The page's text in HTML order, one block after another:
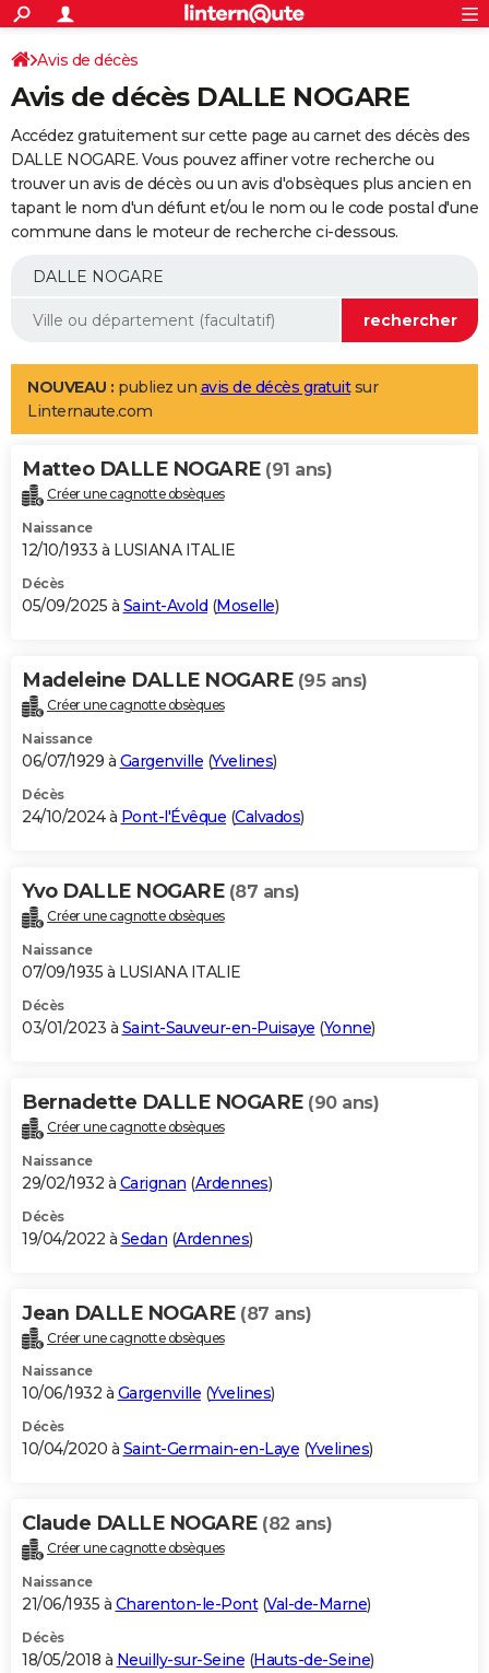
ACTUALITÉS
Politique
Société
Faits Divers
Education
Monde
Villes
+
SPORT
Coupe du monde 2026
Football
Tennis
Cyclisme
Rugby
Forum
Programme TV
TNT
Streaming
Cinéma
Sorties cinéma
Musique
+
FINANCE
Retraite
Epargne
Immobilier
Risques naturels par ville
Assurance
AUTO
Essais
Réserver un essai
Citadines
Berlines
SUV
Forum auto
+
Mobiles
Meilleur smartphone
Internet
Ordinateurs
Jeux vidéo
Guide high-tech
Aménagement intérieur
LIFESTYLE
Art de vivre
Bien-être
Loisirs
Mode
Modes de vie
Alimentation
Guide de la santé
Maladies
Médicaments
Sommeil
VOYAGE
Destinations
City break
Voyage nature
Voyage de noces
Forum
Climat
+PHOTO
GUIDES D'ACHAT
BONS PLANS
Carte de Noël
Carte Bonne année
Carte Saint-Valentin
Carte Pâques
Carte d'anniversaire
DICTIONNAIRE
Dictionnaire
Biographies
Citations
Expressions
Proverbes
PROGRAMME TV
S'inscrire
Se connecter
Lycées
Collèges
Primaires
Universités
Entreprises
Service militaire
Avis de recherche
AVIS DE DÉCÈS
Bricolage
Lifestyle
Culture
Sport
Auto
Television
Voyage
Cinema
Avis de décès
Avis de décès DALLE NOGARE
Accédez gratuitement sur cette page au carnet des décès des
DALLE NOGARE. Vous pouvez affiner votre recherche ou
trouver un avis de décès ou un avis d'obsèques plus ancien en
tapant le nom d'un défunt et/ou le nom ou le code postal d'une
commune dans le moteur de recherche ci-dessous.
NOUVEAU : publiez un avis de décès gratuitsur
Linternaute.com
Matteo DALLE NOGARE (91 ans)
Créer une cagnotte obsèques
Naissance
12/10/1933 à LUSIANA ITALIE
Décès
05/09/2025 à Saint-Avold (Moselle)
Madeleine DALLE NOGARE (95 ans)
Créer une cagnotte obsèques
Naissance
06/07/1929 à Gargenville (Yvelines)
Décès
24/10/2024 à Pont-l'Évêque (Calvados)
Yvo DALLE NOGARE (87 ans)
Créer une cagnotte obsèques
Naissance
07/09/1935 à LUSIANA ITALIE
Décès
03/01/2023 à Saint-Sauveur-en-Puisaye (Yonne)
Bernadette DALLE NOGARE (90 ans)
Créer une cagnotte obsèques
Naissance
29/02/1932 à Carignan (Ardennes)
Décès
19/04/2022 à Sedan (Ardennes)
Jean DALLE NOGARE (87 ans)
Créer une cagnotte obsèques
Naissance
10/06/1932 à Gargenville (Yvelines)
Décès
10/04/2020 à Saint-Germain-en-Laye (Yvelines)
Claude DALLE NOGARE (82 ans)
Créer une cagnotte obsèques
Naissance
21/06/1935 à Charenton-le-Pont(Val-de-Marne)
Décès
18/05/2018 à Neuilly-sur-Seine (Hauts-de-Seine)